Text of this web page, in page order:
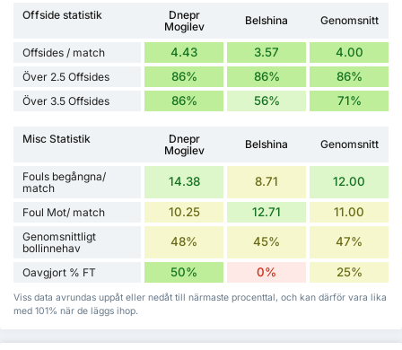
Offside statistik
Dnepr
Mogilev
Belshina Genomsnitt
Offsides / match 4.43 3.57 4.00
Över 2.5 Offsides 86% 86% 86%
Över 3.5 Offsides 86% 56% 71%
Misc Statistik
Dnepr
Mogilev
Belshina Genomsnitt
Fouls begångna/
match
14.38 8.71 12.00
Foul Mot/ match 10.25 12.71 11.00
Genomsnittligt
bollinnehav
48% 45% 47%
Oavgjort % FT 50% 0% 25%
Viss data avrundas uppåt eller nedåt till närmaste procenttal, och kan därför vara lika
med 101% när de läggs ihop.